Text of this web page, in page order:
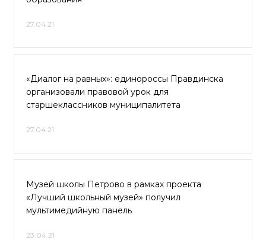
27.04.21
«Диалог на равных»: единороссы Правдинска
организовали правовой урок для
старшеклассников муниципалитета
27.04.21
Музей школы Петрово в рамках проекта
«Лучший школьный музей» получил
мультимедийную панель
23.04.21